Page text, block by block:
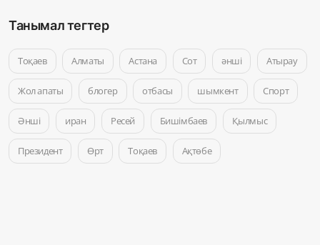
Танымал тегтер
Тоқаев Алматы Астана Сот әнші Атырау
Жол апаты блогер отбасы шымкент Спорт
Әнші иран Ресей Бишімбаев Қылмыс
Президент Өрт Тоқаев Ақтөбе